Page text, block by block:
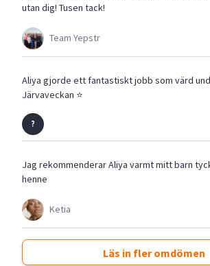
utan dig! Tusen tack!
Team Yepstr
Aliya gjorde ett fantastiskt jobb som värd
Järvaveckan ⭐️
Jag rekommenderar Aliya varmt mitt barn
henne
Ketia
Läs in fler omdömen